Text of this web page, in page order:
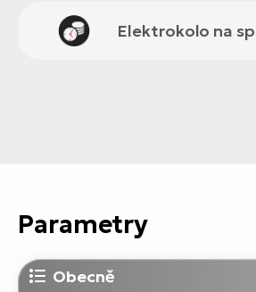
Elektrokolo na
Parametry
Obecně